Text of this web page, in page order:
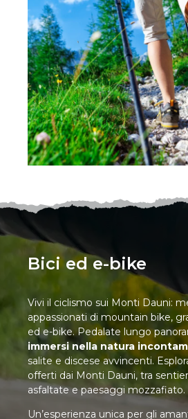
Bici ed e-bike
Vivi il ciclismo sui Monti Dauni:
appassionati di mountain bike,
ed e-bike. Pedalate lungo
immersi nella natura
salite e discese avvincenti.
offerti dai Monti Dauni, tra
asfaltate e paesaggi mozzafiato.
Un’esperienza unica per gli